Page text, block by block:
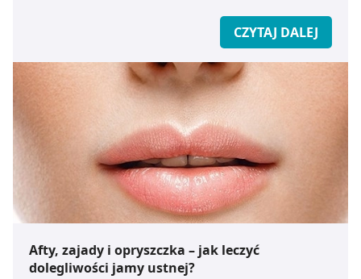
CZYTAJ DALEJ
Afty, zajady i opryszczka – jak leczyć
dolegliwości jamy ustnej?